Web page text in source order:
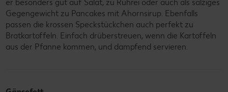
er besonders gut auf Salat, zu Rührei oder auch als salziges
Gegengewicht zu Pancakes mit Ahornsirup. Ebenfalls
passen die krossen Speckstückchen auch perfekt zu
Bratkartoffeln. Einfach drüberstreuen, wenn die Kartoffeln
aus der Pfanne kommen, und dampfend servieren.